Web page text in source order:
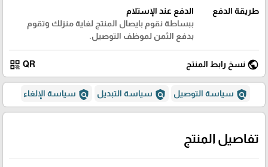
طريقة الدفع
الدفع عند الإستلام
ببساطة نقوم بايصال المنتج لغاية منزلك وتقوم
بدفع الثمن لموظف التوصيل.
public نسخ رابط المنتج QR
qr_code
policy سياسة التوصيل policy سياسة التبديل policy سياسة الإلغاء
تفاصيل المنتج